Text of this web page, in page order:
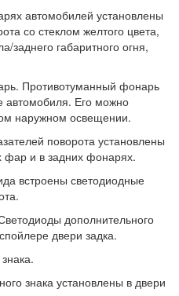
авто­мобилей установлены
со стеклом желтого цвета,
заднего габаритного огня,
Противотуманный фонарь
автомобиля. Его можно
наружном освещении.
поворота установлены
фар и в задних фонарях.
встро­ены светодиодные
дополнительного
двери задка.
знака установлены в двери